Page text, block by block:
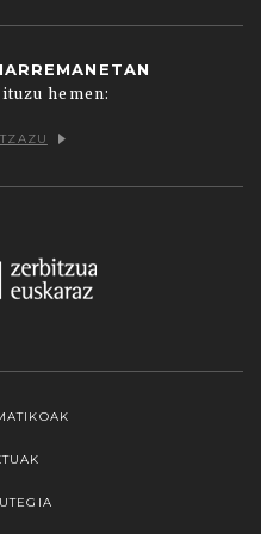
hemen: